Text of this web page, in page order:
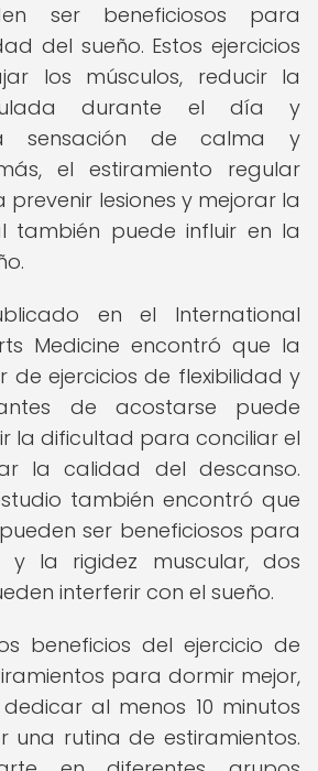
ser beneficiosos para
del sueño. Estos ejercicios
los músculos, reducir la
durante el día y
sensación de calma y
el estiramiento regular
lesiones y mejorar la
también puede influir en la
en el International
Medicine encontró que la
de ejercicios de flexibilidad y
de acostarse puede
la dificultad para conciliar el
la calidad del descanso.
también encontró que
ser beneficiosos para
y la rigidez muscular, dos
interferir con el sueño.
beneficios del ejercicio de
para dormir mejor,
al menos 10 minutos
una rutina de estiramientos.